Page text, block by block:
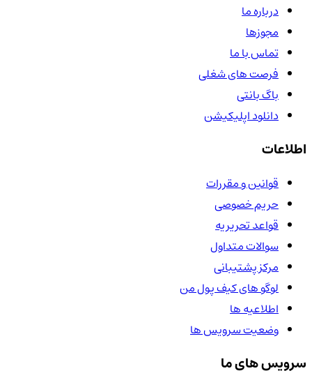
درباره ما
مجوزها
تماس با ما
فرصت های شغلی
باگ بانتی
دانلود اپلیکیشن
اطلاعات
قوانین و مقررات
حریم خصوصی
قواعد تحریریه
سوالات متداول
مرکز پشتیبانی
لوگو های کیف پول من
اطلاعیه ها
وضعیت سرویس ها
سرویس های ما